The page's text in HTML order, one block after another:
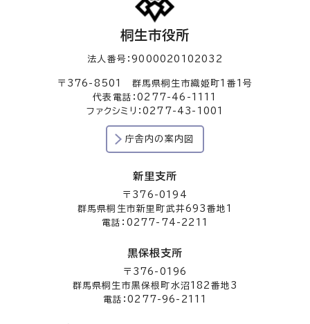
桐生市役所
法人番号：9000020102032
〒376-8501 群馬県桐生市織姫町1番1号
代表電話：0277-46-1111
ファクシミリ：0277-43-1001
庁舎内の案内図
新里支所
〒376-0194
群馬県桐生市新里町武井693番地1
電話：0277-74-2211
黒保根支所
〒376-0196
群馬県桐生市黒保根町水沼182番地3
電話：0277-96-2111